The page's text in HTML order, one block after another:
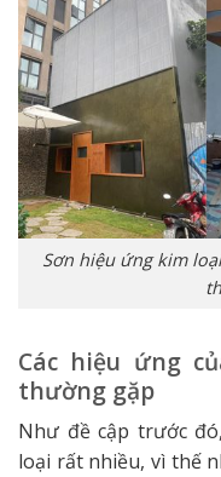
Sơn hiệu ứng kim
Các hiệu ứng
thường gặp
Như đề cập trước
loại rất nhiều, vì thế